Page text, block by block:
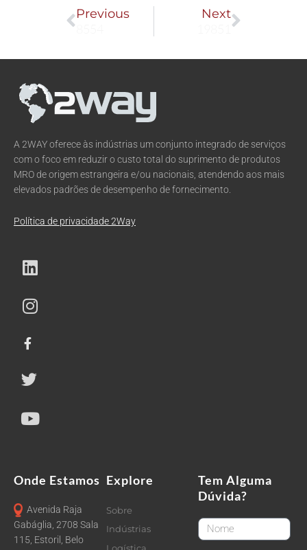
Prev
Previous
NextNext
A 2WAY oferece às indústrias um conjunto integrado de serviços
com o foco em reduzir o custo total do suprimento de produtos
MRO de origem estrangeira e/ou nacionais, atendendo aos mais
elevados padrões de desempenho de fornecimento.
Política de privacidade 2Way
Onde Estamos
Avenida Raja
Gabáglia, 2708 Sala
115, Estoril, Belo
Explore
Sobre
Indústrias
Tem Alguma
Dúvida?
FirstName